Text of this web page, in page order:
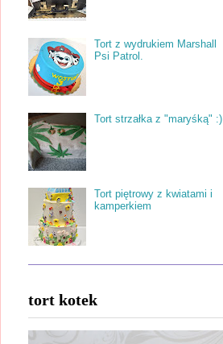
Tort z wydrukiem Marshall
Psi Patrol.
Tort strzałka z "maryśką" :)
Tort piętrowy z kwiatami i
kamperkiem
tort kotek